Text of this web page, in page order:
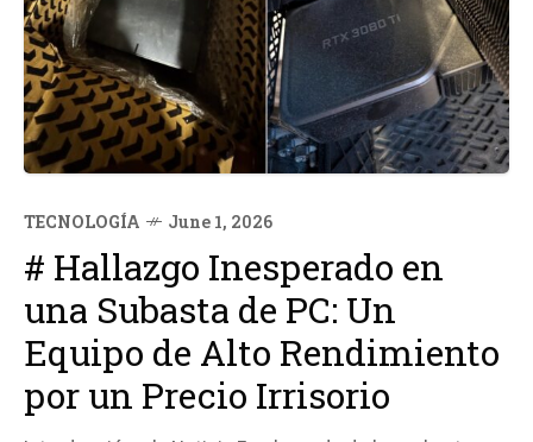
TECNOLOGÍA June 1, 2026
# Hallazgo Inesperado en
una Subasta de PC: Un
Equipo de Alto Rendimiento
por un Precio Irrisorio